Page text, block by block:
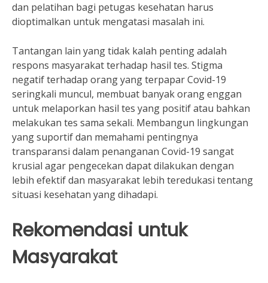
dan pelatihan bagi petugas kesehatan harus
dioptimalkan untuk mengatasi masalah ini.
Tantangan lain yang tidak kalah penting adalah
respons masyarakat terhadap hasil tes. Stigma
negatif terhadap orang yang terpapar Covid-19
seringkali muncul, membuat banyak orang enggan
untuk melaporkan hasil tes yang positif atau bahkan
melakukan tes sama sekali. Membangun lingkungan
yang suportif dan memahami pentingnya
transparansi dalam penanganan Covid-19 sangat
krusial agar pengecekan dapat dilakukan dengan
lebih efektif dan masyarakat lebih teredukasi tentang
situasi kesehatan yang dihadapi.
Rekomendasi untuk
Masyarakat